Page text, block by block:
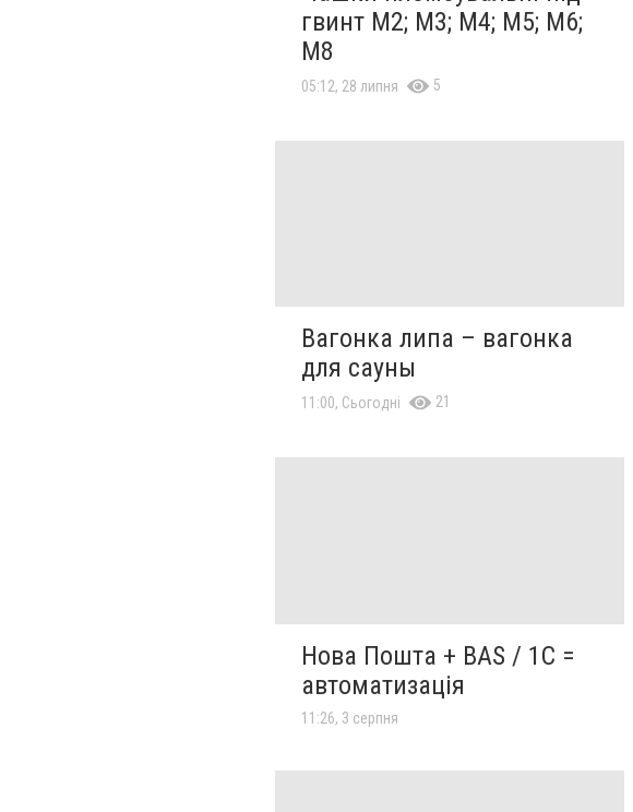
гвинт М2; М3; М4; М5; М6;
М8
05:12, 28 липня 5
Вагонка липа – вагонка
для сауны
11:00, Сьогодні 21
Нова Пошта + BAS / 1C =
автоматизація
11:26, 3 серпня